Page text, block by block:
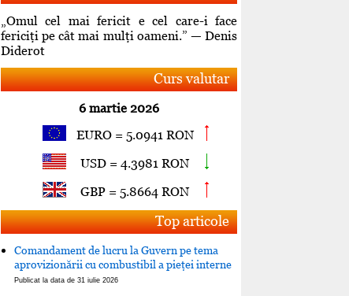
„Omul cel mai fericit e cel care-i face
fericiţi pe cât mai mulţi oameni.” — Denis
Diderot
Curs valutar
6 martie 2026
EURO = 5.0941 RON
USD = 4.3981 RON
GBP = 5.8664 RON
Top articole
Comandament de lucru la Guvern pe tema
aprovizionării cu combustibil a pieţei interne
Publicat la data de 31 iulie 2026